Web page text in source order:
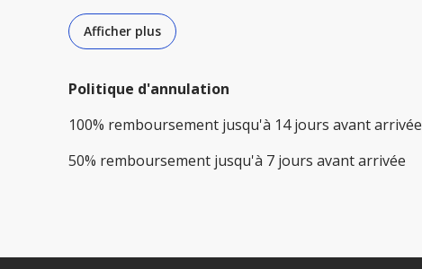
Afficher plus
Politique d'annulation
100% remboursement jusqu'à 14 jours avantarrivée
50% remboursement jusqu'à 7 jours avantarrivée